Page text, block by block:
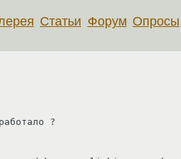
Статьи Форум Опросы
?